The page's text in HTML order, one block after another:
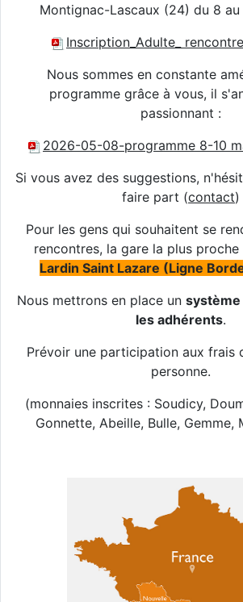
Montignac-Lascaux (24) du 8 au
Inscription_Adulte_
Nous sommes en constante
programme grâce à vous, il
passionnant :
2026-05-08-programme 8-10
Si vous avez des suggestions,
faire part (contact)
Pour les gens qui souhaitent se
rencontres, la gare la plus proche
Lardin Saint Lazare (Ligne
Nous mettrons en place un système
les adhérents.
Prévoir une participation aux frais
personne.
(monnaies inscrites : Soudicy,
Gonnette, Abeille, Bulle, Gemme,